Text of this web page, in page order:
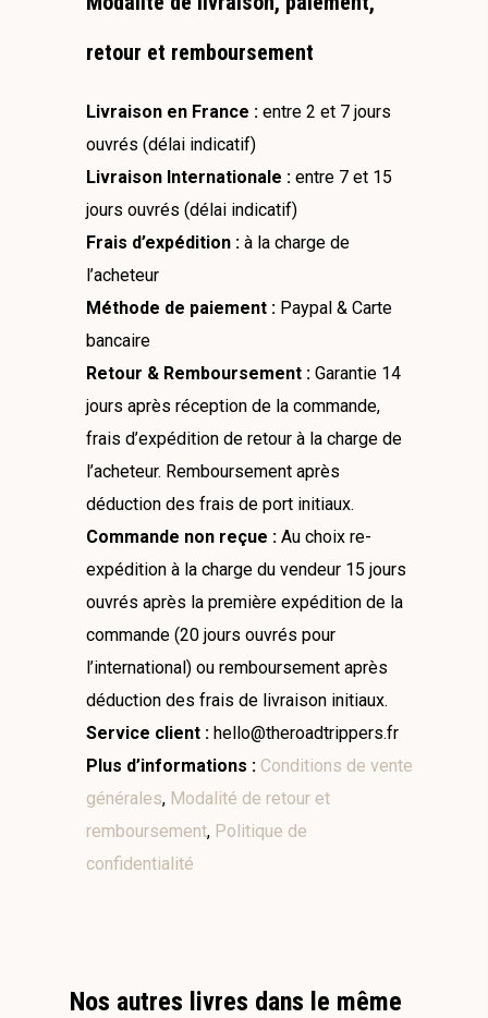
retour et remboursement
Livraison en France : entre 2 et 7 jours
ouvrés (délai indicatif)
Livraison Internationale : entre 7 et 15
jours ouvrés (délai indicatif)
Frais d’expédition : à la charge de
l’acheteur
Méthode de paiement : Paypal & Carte
bancaire
Retour & Remboursement : Garantie 14
jours après réception de la commande,
frais d’expédition de retour à la charge de
l’acheteur. Remboursement après
déduction des frais de port initiaux.
Commande non reçue : Au choix re-
expédition à la charge du vendeur 15 jours
ouvrés après la première expédition de la
commande (20 jours ouvrés pour
l’international) ou remboursement après
déduction des frais de livraison initiaux.
Service client : hello@theroadtrippers.fr
Plus d’informations : Conditions de vente
générales, Modalité de retour et
remboursement, Politique de
confidentialité
Nos autres livres dans le même